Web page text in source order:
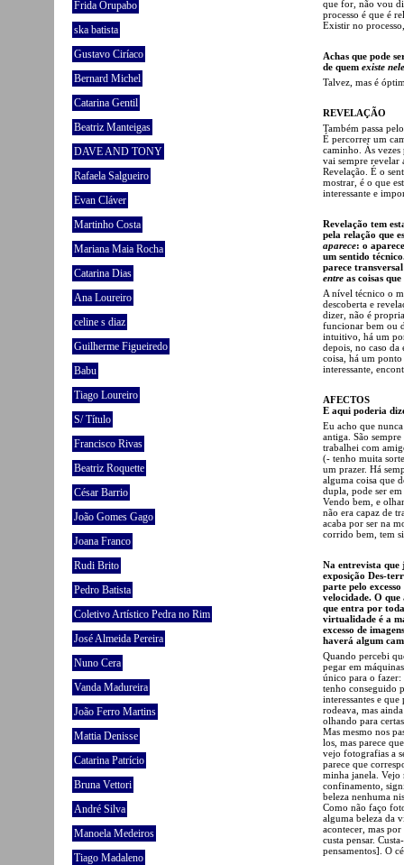
Frida Orupabo
ska batista
Gustavo Ciríaco
Bernard Michel
Catarina Gentil
Beatriz Manteigas
DAVE AND TONY
Rafaela Salgueiro
Evan Cláver
Martinho Costa
Mariana Maia Rocha
Catarina Dias
Ana Loureiro
celine s diaz
Guilherme Figueiredo
Babu
Tiago Loureiro
S/ Título
Francisco Rivas
Beatriz Roquette
César Barrio
João Gomes Gago
Joana Franco
Rudi Brito
Pedro Batista
Coletivo Artístico Pedra no Rim
José Almeida Pereira
Nuno Cera
Vanda Madureira
João Ferro Martins
Mattia Denisse
Catarina Patrício
Bruna Vettori
André Silva
Manoela Medeiros
Tiago Madaleno
que for, não vou
processo é que é
Existir no
Achas que pode
de quem existe nele
Talvez, mas é
REVELAÇÃO
Também passa
É percorrer um
caminho. Às vezes
vai sempre revelar
Revelação. É o
mostrar, é o que
interessante e
Revelação tem
pela relação que
aparece: o
um sentido
parece
entre as coisas
A nível técnico o
descoberta e
dizer, não é
funcionar bem ou
intuitivo, há um
depois, no caso da
coisa, há um ponto
interessante,
AFECTOS
E aqui poderia
Eu acho que
antiga. São
trabalhei com
(- tenho muita
um prazer. Há
alguma coisa que
dupla, pode ser
Vendo bem, e
não era capaz de
acaba por ser na
corrido bem, tem
Na entrevista que
exposição Des-
parte pelo
velocidade. O
que entra por
virtualidade é a
excesso de
haverá algum
Quando percebi
pegar em
único para o
tenho conseguido
interessantes e
rodeava, mas
olhando para
Mas mesmo nos
los, mas parece
vejo fotografias a
parece que
minha janela. Vejo
confinamento,
beleza nenhuma
Como não faço
alguma beleza da
acontecer, mas
custa pensar.
pensamentos]. O